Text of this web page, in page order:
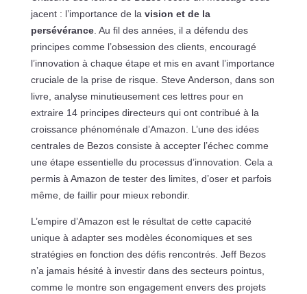
jacent : l’importance de la vision et de la
persévérance. Au fil des années, il a défendu des
principes comme l’obsession des clients, encouragé
l’innovation à chaque étape et mis en avant l’importance
cruciale de la prise de risque. Steve Anderson, dans son
livre, analyse minutieusement ces lettres pour en
extraire 14 principes directeurs qui ont contribué à la
croissance phénoménale d’Amazon. L’une des idées
centrales de Bezos consiste à accepter l’échec comme
une étape essentielle du processus d’innovation. Cela a
permis à Amazon de tester des limites, d’oser et parfois
même, de faillir pour mieux rebondir.
L’empire d’Amazon est le résultat de cette capacité
unique à adapter ses modèles économiques et ses
stratégies en fonction des défis rencontrés. Jeff Bezos
n’a jamais hésité à investir dans des secteurs pointus,
comme le montre son engagement envers des projets